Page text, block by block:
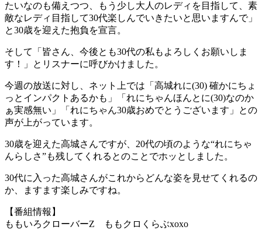
たいなのも備えつつ、もう少し大人のレディを目指して、素
敵なレディ目指して30代楽しんでいきたいと思いますんで」
と30歳を迎えた抱負を宣言。
そして「皆さん、今後とも30代の私もよろしくお願いしま
す！」とリスナーに呼びかけました。
今週の放送に対し、ネット上では「高城れに(30) 確かにちょ
っとインパクトあるかも」「れにちゃんほんとに(30)なのか
ぁ実感無い」「れにちゃん30歳おめでとうございます」との
声が上がっています。
30歳を迎えた高城さんですが、20代の頃のような“れにちゃ
んらしさ”も残してくれるとのことでホッとしました。
30代に入った高城さんがこれからどんな姿を見せてくれるの
か、ますます楽しみですね。
【番組情報】
ももいろクローバーZ ももクロくらぶxoxo